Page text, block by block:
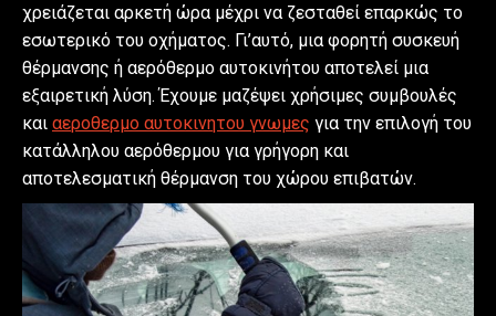
χρειάζεται αρκετή ώρα μέχρι να ζεσταθεί επαρκώς το
εσωτερικό του οχήματος. Γι’αυτό, μια φορητή συσκευή
θέρμανσης ή αερόθερμο αυτοκινήτου αποτελεί μια
εξαιρετική λύση. Έχουμε μαζέψει χρήσιμες συμβουλές
και αεροθερμο αυτοκινητου γνωμες για την επιλογή του
κατάλληλου αερόθερμου για γρήγορη και
αποτελεσματική θέρμανση του χώρου επιβατών.